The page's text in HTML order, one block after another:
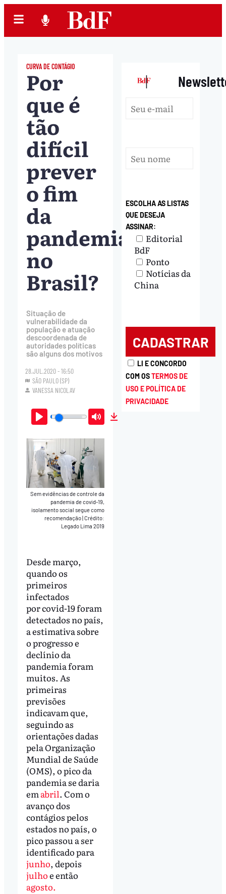
CURVA DE CONTÁGIO
Por
que é
tão
difícil
prever
o fim
da
pandemia
no
Brasil?
Situação de
vulnerabilidade da
população e atuação
descoordenada de
autoridades políticas
são alguns dos motivos
28.JUL.2020 - 16:50
SÃO PAULO (SP)
VANESSA NICOLAV
Play Mute
Sem evidências de controle da
pandemia de covid-19,
isolamento social segue como
recomendação|Crédito:
Legado Lima 2019
Desde março,
quando os
primeiros
infectados
por covid-19 foram
detectados no país,
a estimativa sobre
o progresso e
declínio da
pandemia foram
muitos. As
primeiras
previsões
indicavam que,
seguindo as
orientações dadas
pela Organização
Mundial de Saúde
(OMS), o pico da
pandemia se daria
emabril. Com o
avanço dos
contágios pelos
estados no país, o
pico passou a ser
identificado para
junho, depois
julhoe então
agosto.
|
ESCOLHA AS LISTAS
QUE DESEJA
ASSINAR:
Editorial
BdF
Ponto
Notícias da
China
LI E CONCORDO
COM OSTERMOS DE
USO E POLÍTICA DE
PRIVACIDADE